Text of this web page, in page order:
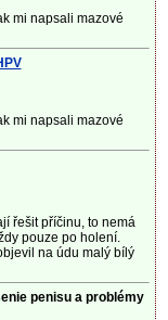
mi napsali mazové
mi napsali mazové
řešit příčinu, to nemá
pouze po holení.
na údu malý bílý
penisu a problémy